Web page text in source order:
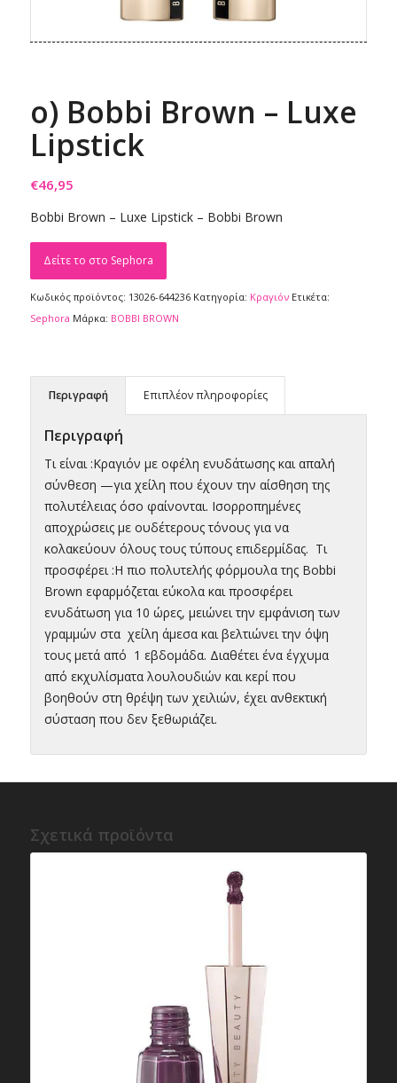
ο) Bobbi Brown – Luxe
Lipstick
€46,95
Bobbi Brown – Luxe Lipstick – Bobbi Brown
Δείτε το στο Sephora
Κωδικός προϊόντος: 13026-644236 Κατηγορία: Κραγιόν Ετικέτα:
Sephora Μάρκα: BOBBI BROWN
Περιγραφή Επιπλέον πληροφορίες
Περιγραφή
Τι είναι :Κραγιόν με οφέλη ενυδάτωσης και απαλή
σύνθεση —για χείλη που έχουν την αίσθηση της
πολυτέλειας όσο φαίνονται. Ισορροπημένες
αποχρώσεις με ουδέτερους τόνους για να
κολακεύουν όλους τους τύπους επιδερμίδας. Τι
προσφέρει :Η πιο πολυτελής φόρμουλα της Bobbi
Brown εφαρμόζεται εύκολα και προσφέρει
ενυδάτωση για 10 ώρες, μειώνει την εμφάνιση των
γραμμών στα χείλη άμεσα και βελτιώνει την όψη
τους μετά από 1 εβδομάδα. Διαθέτει ένα έγχυμα
από εκχυλίσματα λουλουδιών και κερί που
βοηθούν στη θρέψη των χειλιών, έχει ανθεκτική
σύσταση που δεν ξεθωριάζει.
Σχετικά προϊόντα